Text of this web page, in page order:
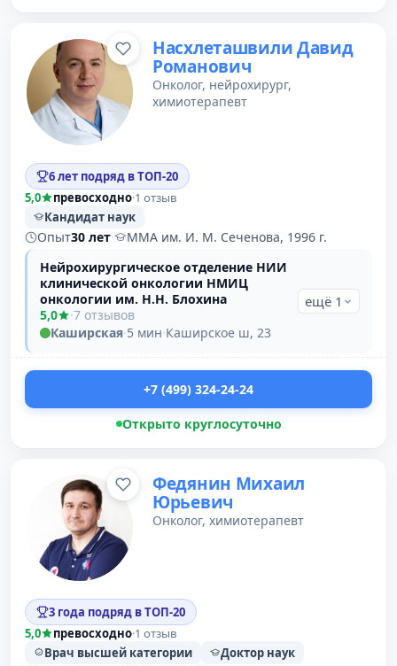
Насхлеташвили Давид
Романович
Онколог, нейрохирург,
химиотерапевт
6 лет подряд в ТОП-20
5,0
превосходно·1 отзыв
Кандидат наук
Опыт30 лет·
ММА им. И. М. Сеченова, 1996 г.
Нейрохирургическое отделение НИИ
клинической онкологии НМИЦ
онкологии им. Н.Н. Блохина
5,0
·7 отзывов
Каширская·5 мин·Каширское ш, 23
ещё 1
+7 (499) 324-24-24
Открыто круглосуточно
Федянин Михаил
Юрьевич
Онколог, химиотерапевт
3 года подряд в ТОП-20
5,0
превосходно·1 отзыв
Врач высшей категории
Доктор наук